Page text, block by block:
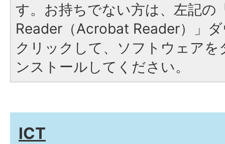
す。お持ちでない方は、左記の
Reader（Acrobat Reader）」
クリックして、ソフトウェア
ンストールしてください。
ICT